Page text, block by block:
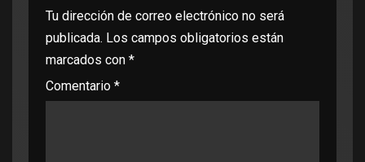
Tu dirección de correo electrónico no será
publicada. Los campos obligatorios están
marcados con *
Comentario *